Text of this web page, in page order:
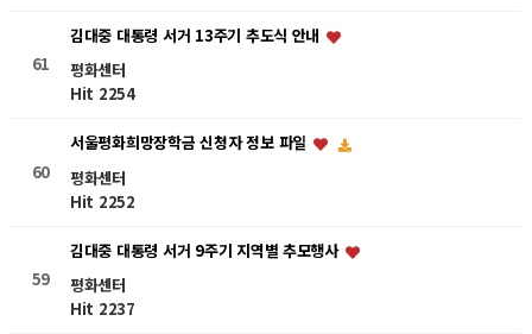
61
김대중 대통령 서거 13주기 추도식 안내
평화센터
Hit 2254
60
서울평화희망장학금 신청자 정보 파일
평화센터
Hit 2252
59
김대중 대통령 서거 9주기 지역별 추모행사
평화센터
Hit 2237